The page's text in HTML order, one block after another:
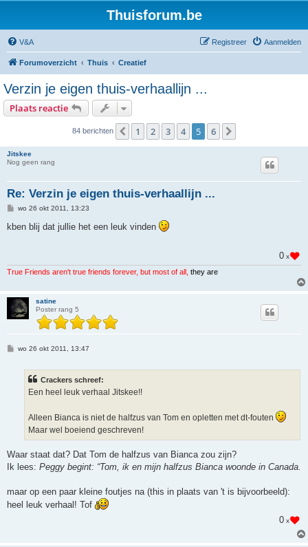
Thuisforum.be
V&A Aanmelden
Registreer
Forumoverzicht Thuis Creatief
Verzin je eigen thuis-verhaallijn ...
Plaats reactie
84 berichten Vorige
1 2 3 4 5 6
Jitskee
Nog geen rang
Re: Verzin je eigen thuis-verhaallijn ...
B
r
i
wo 26 okt 2011, 13:23
kben blij dat jullie het een leuk vinden
0 x
True Friends aren't true friends forever, but most of all, they are
satine
Poster rang 5
Bwo 26 okt 2011, 13:47
Crackers schreef:
Een heel leuk verhaal Jitskee!!
Alleen Bianca is niet de halfzus van Tom en opletten met dt-fouten
Maar wel boeiend geschreven!
Waar staat dat? Dat Tom de halfzus van Bianca zou zijn?
Ik lees: Peggy begint: “Tom, ik en mijn halfzus Bianca woonde in Canada.
maar op een paar kleine foutjes na (this in plaats van 't is bijvoorbeeld):
heel leuk verhaal! Tof
0 x